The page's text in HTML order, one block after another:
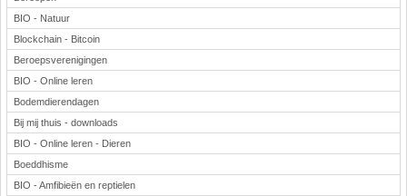
BIO - Natuur
Blockchain - Bitcoin
Beroepsverenigingen
BIO - Online leren
Bodemdierendagen
Bij mij thuis - downloads
BIO - Online leren - Dieren
Boeddhisme
BIO - Amfibieën en reptielen